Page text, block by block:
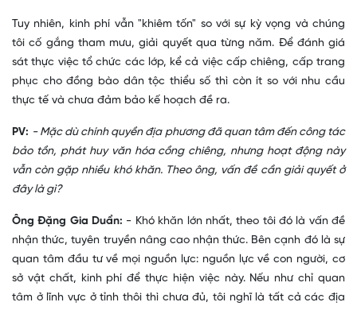
Tuy nhiên, kinh phí vẫn "khiêm tốn" so với sự kỳ vọng và chúng
tôi cố gắng tham mưu, giải quyết qua từng năm. Để đánh giá
sát thực việc tổ chức các lớp, kể cả việc cấp chiêng, cấp trang
phục cho đồng bào dân tộc thiểu số thì còn ít so với nhu cầu
thực tế và chưa đảm bảo kế hoạch đề ra.
PV: - Mặc dù chính quyền địa phương đã quan tâm đến công tác
bảo tồn, phát huy văn hóa cồng chiêng, nhưng hoạt động này
vẫn còn gặp nhiều khó khăn. Theo ông, vấn đề cần giải quyết ở
đây là gì?
Ông Đặng Gia Duẩn: - Khó khăn lớn nhất, theo tôi đó là vấn đề
nhận thức, tuyên truyền nâng cao nhận thức. Bên cạnh đó là sự
quan tâm đầu tư về mọi nguồn lực: nguồn lực về con người, cơ
sở vật chất, kinh phí để thực hiện việc này. Nếu như chỉ quan
tâm ở lĩnh vực ở tỉnh thôi thì chưa đủ, tôi nghĩ là tất cả các địa